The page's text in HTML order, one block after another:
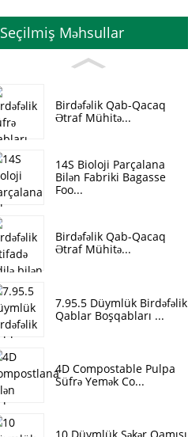
Seçilmiş Məhsullar
Birdəfəlik Qab-Qacaq
Ətraf Mühitə...
14S Bioloji Parçalana
Bilən Fabriki Bagasse
Foo...
Birdəfəlik Qab-Qacaq
Ətraf Mühitə...
7.95.5 Düymlük Birdəfəlik
Qablar Boşqabları ...
4D Compostable Pulpa
Süfrə Yemək Co...